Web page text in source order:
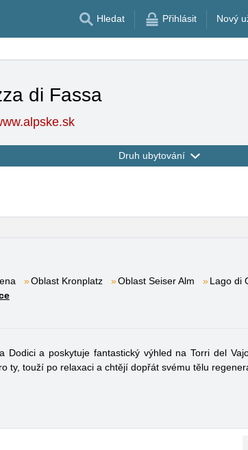
Hledat Přihlásit Nový
di Fassa
Druh ubytování
Oblast Kronplatz Oblast Seiser Alm
Lago di
a poskytuje fantastický výhled na Torri del
ty, touží po relaxaci a chtějí dopřát svému tělu